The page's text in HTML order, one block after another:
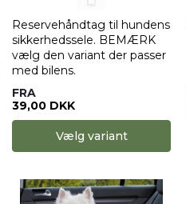
Reservehåndtag til hundens
sikkerhedssele. BEMÆRK
vælg den variant der passer
med bilens.
FRA
39,00 DKK
Vælg variant